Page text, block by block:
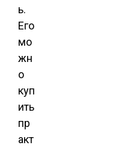
ь.
Его
мо
жн
о
куп
ить
пр
акт